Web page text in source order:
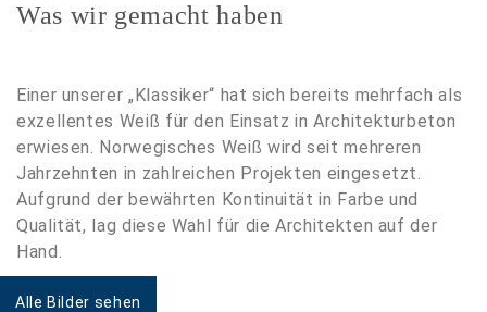
Was wir gemacht haben
Einer unserer „Klassiker“ hat sich bereits mehrfach als
exzellentes Weiß für den Einsatz in Architekturbeton
erwiesen. Norwegisches Weiß wird seit mehreren
Jahrzehnten in zahlreichen Projekten eingesetzt.
Aufgrund der bewährten Kontinuität in Farbe und
Qualität, lag diese Wahl für die Architekten auf der
Hand.
Alle Bilder sehen